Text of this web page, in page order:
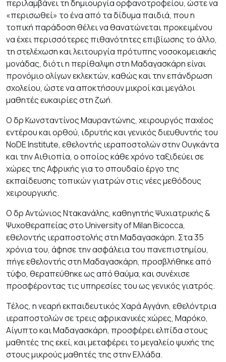
περιλαμβάνει τη δημιουργία ορφανοτροφείου, ώστε να
«περισωθεί» το ένα από τα δίδυμα παιδιά, που η
τοπική παράδοση θέλει να θανατώνεται προκειμένου
να έχει περισσότερες πιθανότητες επιβίωσης το άλλο,
τη στελέχωση και λειτουργία πρότυπης νοσοκομειακής
μονάδας, διότι η περίθαλψη στη Μαδαγασκάρη είναι
προνόμιο ολίγων εκλεκτών, καθώς και την επάνδρωση
σχολείου, ώστε να αποκτήσουν μικροί και μεγάλοι
μαθητές ευκαιρίες στη ζωή.
Ο δρ Κωνσταντίνος Μαυραντώνης, χειρουργός παχέος
εντέρου και ορθού, ιδρυτής και γενικός διευθυντής του
NoDE Institute, εθελοντής ιεραποστολών στην Ουγκάντα
και την Αιθιοπία, ο οποίος κάθε χρόνο ταξιδεύει σε
χώρες της Αφρικής για το σπουδαίο έργο της
εκπαίδευσης τοπικών γιατρών στις νέες μεθόδους
χειρουργικής.
Ο δρ Αντώνιος Ντακανάλης, καθηγητής Ψυχιατρικής &
Ψυχοθεραπείας στο University of Milan Bicocca,
εθελοντής ιεραποστολής στη Μαδαγασκάρη. Στα 35
χρόνια του, άφησε την ασφάλεια του πανεπιστημίου,
πήγε εθελοντής στη Μαδαγασκάρη, προσβλήθηκε από
τύφο, θεραπεύθηκε ως από θαύμα, και συνέχισε
προσφέροντας τις υπηρεσίες του ως γενικός γιατρός.
Τέλος, η νεαρή εκπαιδευτικός Χαρά Αγγάνη, εθελόντρια
ιεραποστολών σε τρεις αφρικανικές χώρες, Μαρόκο,
Αίγυπτο και Μαδαγασκάρη, προσφέρει ελπίδα στους
μαθητές της εκεί, και μεταφέρει το μεγαλείο ψυχής της
στους μικρούς μαθητές της στην Ελλάδα.